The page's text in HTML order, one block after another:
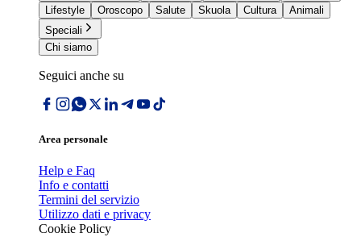
Lifestyle
Oroscopo Salute Skuola Cultura
Animali
Speciali
Chi siamo
Seguici anche su
Area personale
Help e Faq
Info e contatti
Termini del servizio
Utilizzo dati e privacy
Cookie Policy